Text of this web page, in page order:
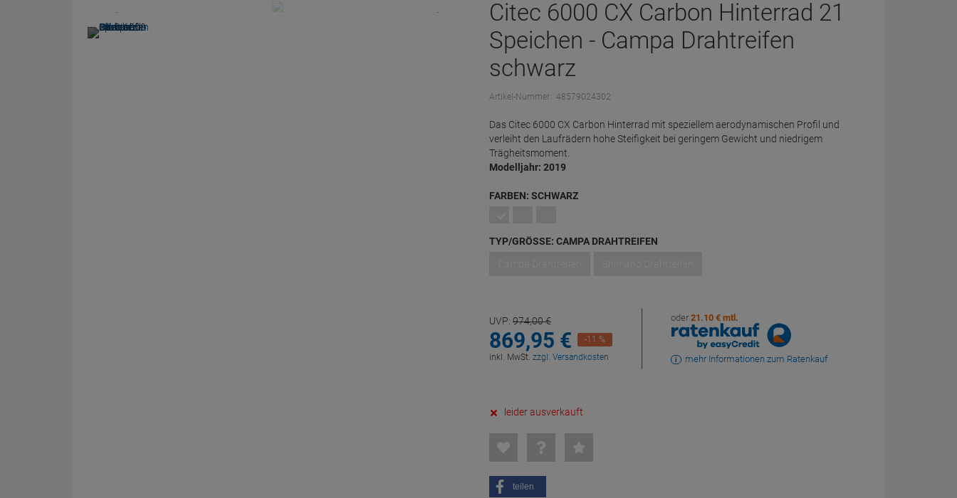
Citec 6000 CX Carbon Hinterrad 21
Speichen - Campa Drahtreifen
schwarz
Artikel-Nummer: 48579024302
Das Citec 6000 CX Carbon Hinterrad mit speziellem aerodynamischen Profil und
verleiht den Laufrädern hohe Steifigkeit bei geringem Gewicht und niedrigem
Trägheitsmoment.
Modelljahr: 2019
FARBEN: SCHWARZ
TYP/GRÖSSE: CAMPA DRAHTREIFEN
UVP: 974,00€
869,95 €
-11 %
inkl. MwSt. zzgl. Versandkosten
oder 21.10 € mtl.
mehr Informationen zum Ratenkauf
leider ausverkauft
teilen